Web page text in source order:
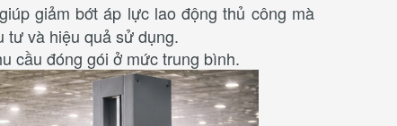
giúp giảm bớt áp lực lao động thủ công mà
tư và hiệu quả sử dụng.
cầu đóng gói ở mức trung bình.